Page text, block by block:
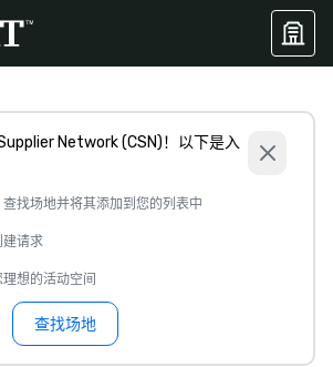
Network (CSN)！以下是入
找场地并将其添加到您的列表中
建请求
想的活动空间
查找场地